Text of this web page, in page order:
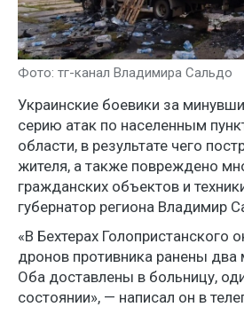
Фото: тг-канал Владимира Сальдо
Украинские боевики за
серию атак по населенным
области, в результате чего
жителя, а также повреждено
гражданских объектов и
губернатор региона Владимир
«В Бехтерах Голопристанского
дронов противника ранены два
Оба доставлены в больницу,
состоянии», — написал он в